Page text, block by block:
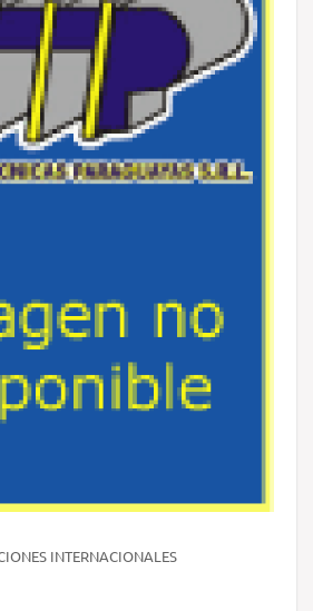
INTERNACIONALES